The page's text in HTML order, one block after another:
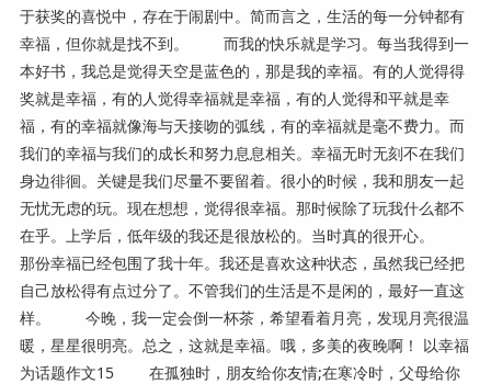
于获奖的喜悦中，存在于闹剧中。简而言之，生活的每一分钟都有
幸福，但你就是找不到。 而我的快乐就是学习。每当我得到一
本好书，我总是觉得天空是蓝色的，那是我的幸福。有的人觉得得
奖就是幸福，有的人觉得幸福就是幸福，有的人觉得和平就是幸
福，有的幸福就像海与天接吻的弧线，有的幸福就是毫不费力。而
我们的幸福与我们的成长和努力息息相关。幸福无时无刻不在我们
身边徘徊。关键是我们尽量不要留着。很小的时候，我和朋友一起
无忧无虑的玩。现在想想，觉得很幸福。那时候除了玩我什么都不
在乎。上学后，低年级的我还是很放松的。当时真的很开心。
那份幸福已经包围了我十年。我还是喜欢这种状态，虽然我已经把
自己放松得有点过分了。不管我们的生活是不是闲的，最好一直这
样。 今晚，我一定会倒一杯茶，希望看着月亮，发现月亮很温
暖，星星很明亮。总之，这就是幸福。哦，多美的夜晚啊！ 以幸福
为话题作文15 在孤独时，朋友给你友情;在寒冷时，父母给你